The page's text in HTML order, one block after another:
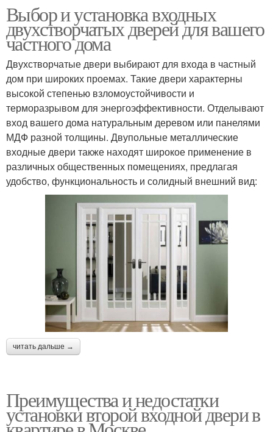
Выбор и установка входных
двухстворчатых дверей для вашего
частного дома
Двухстворчатые двери выбирают для входа в частный
дом при широких проемах. Такие двери характерны
высокой степенью взломоустойчивости и
терморазрывом для энергоэффективности. Отделывают
вход вашего дома натуральным деревом или панелями
МДФ разной толщины. Двупольные металлические
входные двери также находят широкое применение в
различных общественных помещениях, предлагая
удобство, функциональность и солидный внешний вид:
читать дальше →
Преимущества и недостатки
установки второй входной двери в